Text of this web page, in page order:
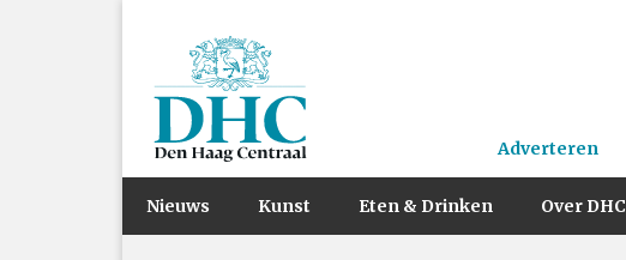
Adverteren
Nieuws Kunst Eten & Drinken Over DHC